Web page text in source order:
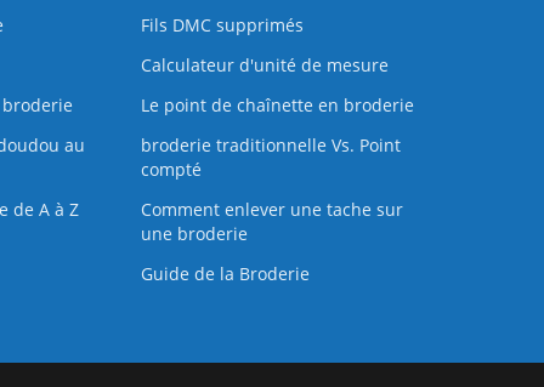
Fils DMC supprimés
Calculateur d'unité de mesure
Le point de chaînette en broderie
au
broderie traditionnelle Vs. Point
compté
de A à Z
Comment enlever une tache sur
une broderie
Guide de la Broderie